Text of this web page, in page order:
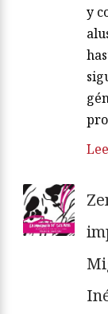
y